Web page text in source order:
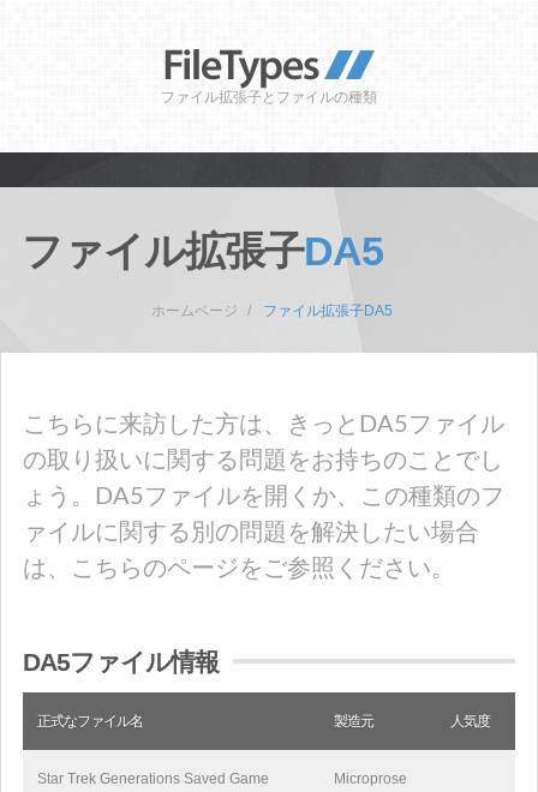
ファイル拡張子とファイルの種類
ファイル拡張子DA5
ホームページ ファイル拡張子DA5
こちらに来訪した方は、きっとDA5ファイル
の取り扱いに関する問題をお持ちのことでし
ょう。DA5ファイルを開くか、この種類のフ
ァイルに関する別の問題を解決したい場合
は、こちらのページをご参照ください。
DA5ファイル情報
正式なファイル名 製造元 人気度
Star Trek Generations Saved Game Microprose